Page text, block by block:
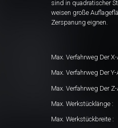
sind in quadratischer
weisen große
Zerspanung eignen.
Max. Verfahrweg Der
Max. Verfahrweg Der Y-
Max. Verfahrweg Der
Max. Werkstücklänge :
Max. Werkstückbreite :